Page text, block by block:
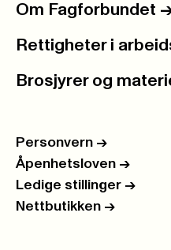
Om Fagforbundet -
Rettigheter i
Brosjyrer og
Personvern ->
Åpenhetsloven ->
Ledige stillinger ->
Nettbutikken ->